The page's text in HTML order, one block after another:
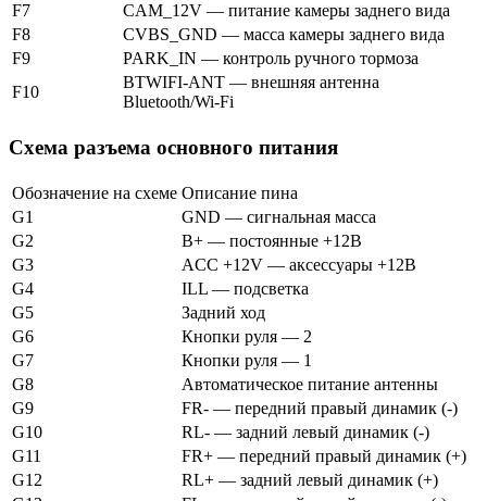
F7
CAM_12V — питание камеры заднего вида
F8
CVBS_GND — масса камеры заднего вида
F9
PARK_IN — контроль ручного тормоза
F10
BTWIFI-ANT — внешняя антенна
Bluetooth/Wi-Fi
Схема разъема основного питания
Обозначение на схеме Описание пина
G1
GND — сигнальная масса
G2
B+ — постоянные +12В
G3
ACC +12V — аксессуары +12В
G4
ILL — подсветка
G5
Задний ход
G6
Кнопки руля — 2
G7
Кнопки руля — 1
G8
Автоматическое питание антенны
G9
FR- — передний правый динамик (-)
G10
RL- — задний левый динамик (-)
G11
FR+ — передний правый динамик (+)
G12
RL+ — задний левый динамик (+)